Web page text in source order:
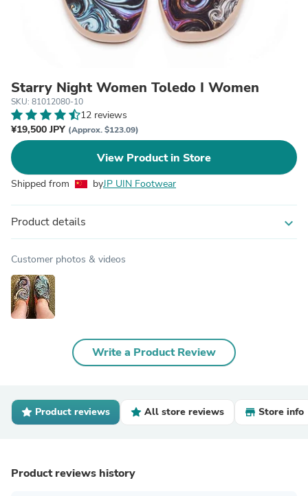
Starry Night Women Toledo I Women
SKU: 81012080-10
12 reviews
¥19,500 JPY (Approx. $123.09)
View Product in Store
Shipped from byJP UIN Footwear
Product details expand_more
Customer photos & videos
Write a Product Review
Product reviews All store reviews Store info
Product reviews history